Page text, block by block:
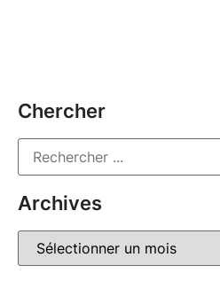
Chercher
Archives